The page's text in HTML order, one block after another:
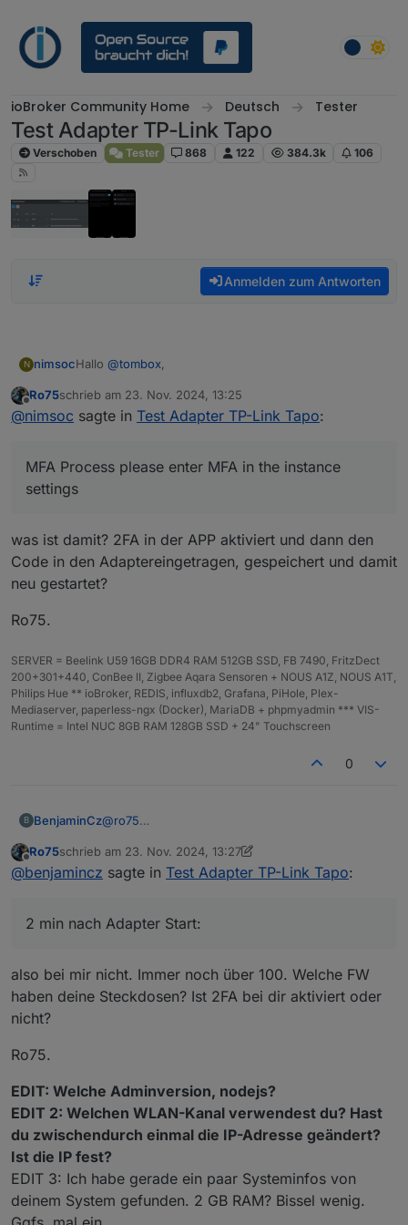
ioBroker Community Home Deutsch Tester
Test Adapter TP-Link Tapo
Verschoben Tester 868 122 384.3k 106
Anmelden zum Antworten
N nimsocHallo @tombox
erstmal danke für den Adapter!
und eine Instanz eingefügt.
iobroker läuft auf einem RPi5, alles müsste auf dem
Leider kann er sich nicht ins Tapo-Cloud mit meiner
Email und Passwort einloggen.
Ich vermute es liegt am "Login failed using cached
device list".
Im Forum konnte ich keine Abhilfe finden.
Danke und Gruß
2024-11-23 13:05:36.615 info Wait for connections for
non camera devices
tapo.0
2024-11-23 13:05:36.614 warn Login failed using
cached device list
2024-11-23 13:05:36.416 info Found MFA Process
2024-11-23 13:05:36.136 info Login tp TAPO App
Offline
Ro75schrieb am 23. Nov. 2024, 13:25
zuletzt editiert von
@nimsoc sagte in Test Adapter TP-Link Tapo:
MFA Process please enter MFA in the instance
settings
was ist damit? 2FA in der APP aktiviert und dann den
Code in den Adaptereingetragen, gespeichert und damit
neu gestartet?
Ro75.
SERVER = Beelink U59 16GB DDR4 RAM 512GB SSD, FB 7490, FritzDect
200+301+440, ConBee II, Zigbee Aqara Sensoren + NOUS A1Z, NOUS A1T,
Philips Hue ** ioBroker, REDIS, influxdb2, Grafana, PiHole, Plex-
Mediaserver, paperless-ngx (Docker), MariaDB + phpmyadmin *** VIS-
Runtime = Intel NUC 8GB RAM 128GB SSD + 24" Touchscreen
0
B BenjaminCz@ro75
Habe auch einen lxc erstellt mit IOBRoker zum
testen ohne schnick schnack geht auch nicht.
2 min nach Adapter Start:
Offline
Ro75schrieb am 23. Nov. 2024, 13:27
zuletzt editiert von Ro75
@benjamincz sagte in Test Adapter TP-Link Tapo:
2 min nach Adapter Start:
also bei mir nicht. Immer noch über 100. Welche FW
haben deine Steckdosen? Ist 2FA bei dir aktiviert oder
nicht?
Ro75.
EDIT: Welche Adminversion, nodejs?
EDIT 2: Welchen WLAN-Kanal verwendest du? Hast
du zwischendurch einmal die IP-Adresse geändert?
Ist die IP fest?
EDIT 3: Ich habe gerade ein paar Systeminfos von
deinem System gefunden. 2 GB RAM? Bissel wenig.